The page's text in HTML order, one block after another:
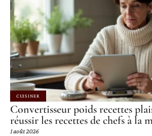
CUISINER
Convertisseur poids recettes
réussir les recettes de chefs à la
1 août 2026